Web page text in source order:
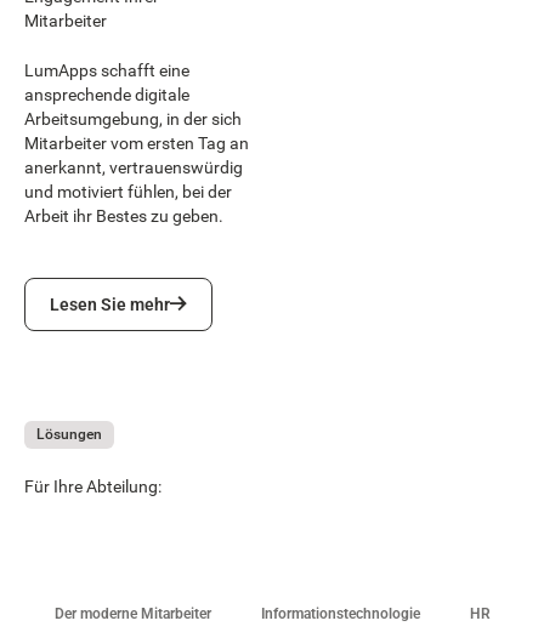
Mitarbeiter‍
LumApps schafft eine
ansprechende digitale
Arbeitsumgebung, in der sich
Mitarbeiter vom ersten Tag an
anerkannt, vertrauenswürdig
und motiviert fühlen, bei der
Arbeit ihr Bestes zu geben.
Lesen Sie mehr
Lesen Sie mehr
Lösungen
Für Ihre Abteilung:
Der moderne Mitarbeiter Informationstechnologie HR